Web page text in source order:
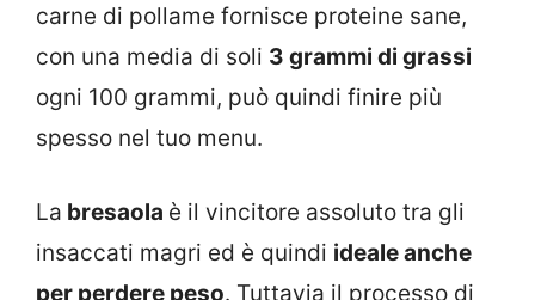
carne di pollame fornisce proteine ​​sane,
con una media di soli 3 grammi di grassi
ogni 100 grammi, può quindi finire più
spesso nel tuo menu.
La bresaola è il vincitore assoluto tra gli
insaccati magri ed è quindi ideale anche
per perdere peso. Tuttavia il processo di